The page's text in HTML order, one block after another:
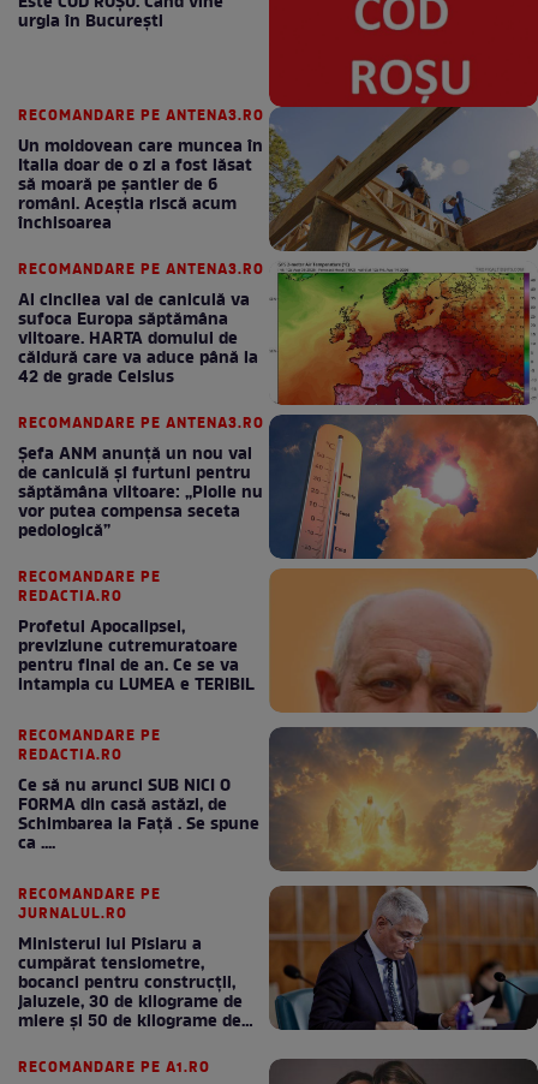
urgia în Bucureşti
RECOMANDARE PE ANTENA3.RO
Un moldovean care muncea în
Italia doar de o zi a fost lăsat
să moară pe şantier de 6
români. Aceștia riscă acum
închisoarea
RECOMANDARE PE ANTENA3.RO
Al cincilea val de caniculă va
sufoca Europa săptămâna
viitoare. HARTA domului de
căldură care va aduce până la
42 de grade Celsius
RECOMANDARE PE ANTENA3.RO
Șefa ANM anunță un nou val
de caniculă și furtuni pentru
săptămâna viitoare: „Ploile nu
vor putea compensa seceta
pedologică”
RECOMANDARE PE
REDACTIA.RO
Profetul Apocalipsei,
previziune cutremuratoare
pentru final de an. Ce se va
intampla cu LUMEA e TERIBIL
RECOMANDARE PE
REDACTIA.RO
Ce să nu arunci SUB NICI O
FORMA din casă astăzi, de
Schimbarea la Față . Se spune
ca ....
RECOMANDARE PE
JURNALUL.RO
Ministerul lui Pîslaru a
cumpărat tensiometre,
bocanci pentru construcții,
jaluzele, 30 de kilograme de
miere și 50 de kilograme de
RECOMANDARE PE A1.RO